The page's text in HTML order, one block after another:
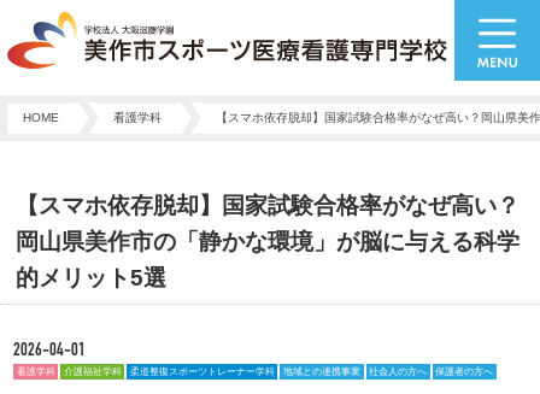
HOME 看護学科 【スマホ依存脱却】国家試験合格率がなぜ高い？岡山県
【スマホ依存脱却】国家試験合格率がなぜ高い？
岡山県美作市の「静かな環境」が脳に与える科学
的メリット5選
2026-04-01
看護学科 介護福祉学科 柔道整復スポーツトレーナー学科 地域との連携事業 社会人の方へ 保護者の方へ